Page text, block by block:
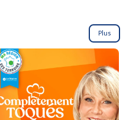
Plus